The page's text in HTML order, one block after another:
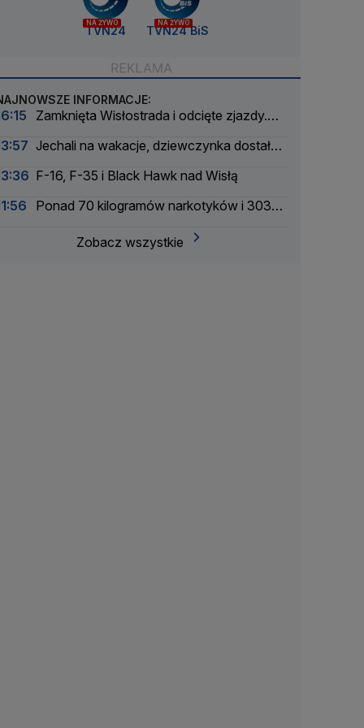
NA ŻYWO
TVN24
NA ŻYWO
TVN24 BiS
INFORMACJE:
Zamknięta Wisłostrada i odcięte zjazdy.
Jechali na wakacje, dziewczynka dostała
F-16, F-35 i Black Hawk nad Wisłą
Ponad 70 kilogramów narkotyków i 303
Zobacz wszystkie